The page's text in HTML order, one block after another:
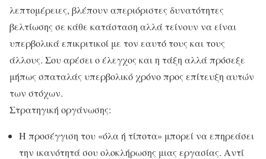
λεπτομέρειες, βλέπουν απεριόριστες δυνατότητες
βελτίωσης σε κάθε κατάσταση αλλά τείνουν να είναι
υπερβολικά επικριτικοί με τον εαυτό τους και τους
άλλους. Σου αρέσει ο έλεγχος και η τάξη αλλά πρόσεξε
μήπως σπαταλάς υπερβολικό χρόνο προς επίτευξη αυτών
των στόχων.
Στρατηγική οργάνωσης:
Η προσέγγιση του «όλα ή τίποτα» μπορεί να επηρεάσει
την ικανότητά σου ολοκλήρωσης μιας εργασίας. Αντί